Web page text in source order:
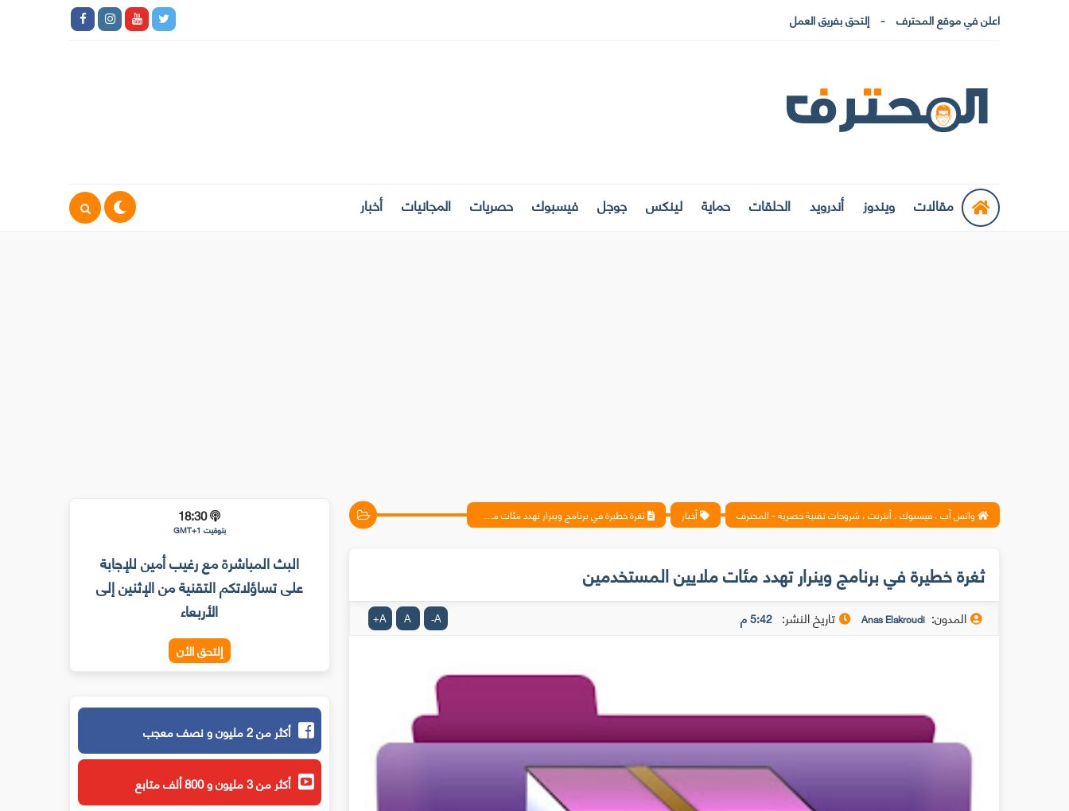
اعلن في موقع المحترف إلتحق بفريق العمل
مقالات ويندوز أندرويد الحلقات حماية لينكس جوجل فيسبوك حصريات المجانيات أخبار
واتس آب ، فيسبوك ، أنترنت ، شروحات تقنية حصرية - المحترف أخبار ثغرة خطيرة في برنامج وينرار تهدد مئات ملايين المستخدمين
ثغرة خطيرة في برنامج وينرار تهدد مئات ملايين المستخدمين
المدون: Anas Elakroudi تاريخ النشر: 5:42 م A
-
A
A
+
18:30
بتوقيت GMT+1
البث المباشرة مع رغيب أمين للإجابة
على تساؤلاتكم التقنية من الإثنين إلى
الأربعاء
إلتحق الأن
أكثر من 2 مليون و نصف معجب
أكثر من 3 مليون و 800 ألف متابع